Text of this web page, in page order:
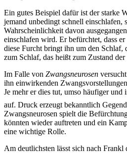
Ein gutes Beispiel dafür ist der starke
jemand unbedingt schnell einschlafen,
Wahrscheinlichkeit davon
einschlafen wird. Er befürchtet, dass
diese Furcht bringt ihn um den Schlaf,
zum Schlaf, das heißt zum Zustand
Im Falle von Zwangsneurosen
ihn einwirkenden
Je mehr er dies tut, umso häufiger und
auf. Druck erzeugt bekanntlich
Zwangsneurosen spielt die
könnten wieder auftreten und ein
eine wichtige Rolle.
Am deutlichsten lässt sich nach Frankl